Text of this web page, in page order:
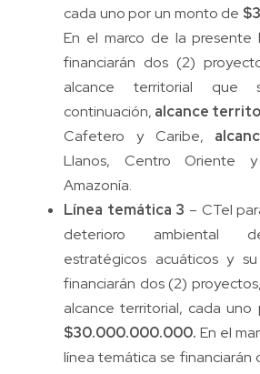
cada uno por un monto de
En el marco de la presente
financiarán dos (2)
alcance territorial que
continuación, alcance
Cafetero y Caribe,
Llanos, Centro Oriente
Amazonía.
Línea temática 3 – CTeI
deterioro ambiental
estratégicos acuáticos y
financiarán dos (2)
alcance territorial, cada
$30.000.000.000. En el
línea temática se financiarán